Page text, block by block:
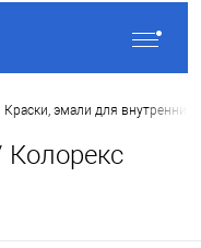
Краски, эмали для внутренних
Колорекс